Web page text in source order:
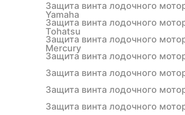
Защита винта лодочного
Защита винта лодочного
Защита винта лодочного
Защита винта лодочного
Защита винта лодочного
Mercury
Защита винта лодочного
Tohatsu
Защита винта лодочного
Yamaha